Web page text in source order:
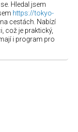
Hledal jsem
https://tokyo-
cestách. Nabízí
což je praktický,
i program pro